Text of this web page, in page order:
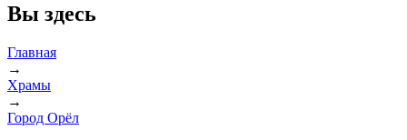
Вы здесь
Главная
→
Храмы
→
Город Орёл